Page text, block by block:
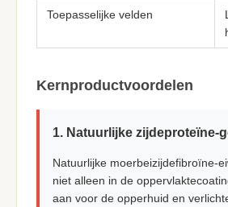
Toepasselijke velden
Kernproductvoordelen
1. Natuurlijke zijdeproteïne-
Natuurlijke moerbeizijdefibroïne-
niet alleen in de
aan voor de opperhuid en